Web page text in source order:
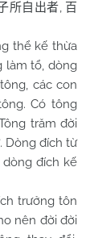
所自出者, 百
thể kế thừa
làm tổ, dòng
các con
Có tông
trăm đời
Dòng đích từ
dòng đích kế
trưởng tôn
nên đời đời